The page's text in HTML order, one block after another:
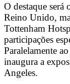
O destaque será
Reino Unido,
Tottenham
participações
Paralelamente
inaugura a
Angeles.